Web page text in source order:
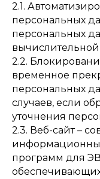
2.1.
персональных
персональных
вычислительной
2.2.
временное
персональных
случаев, если
уточнения
2.3. Веб-сайт –
программ для
обеспечивающих